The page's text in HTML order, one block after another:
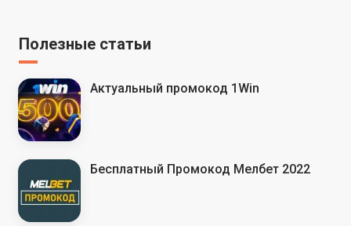
Полезные статьи
Актуальный промокод 1Win
Бесплатный Промокод Мелбет 2022